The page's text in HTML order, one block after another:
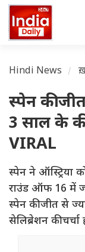
Hindi News
स्पेन की
3 साल के
VIRAL
स्पेन ने ऑस्ट्रिया
राउंड ऑफ 16 में
स्पेन की जीत से
सेलिब्रेशन की चर्चा